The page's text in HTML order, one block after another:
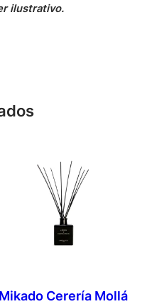
ilustrativo.
Mikado Cerería Mollá